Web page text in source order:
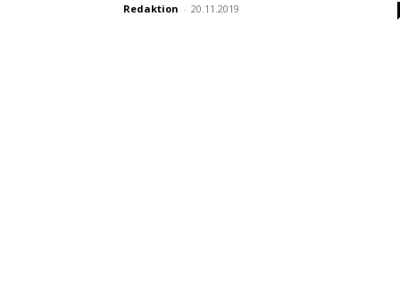
Redaktion - 20.11.2019